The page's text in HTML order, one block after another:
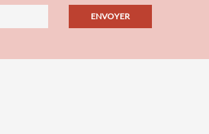
ENVOYER